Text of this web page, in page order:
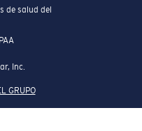
de salud del
Inc.
GRUPO